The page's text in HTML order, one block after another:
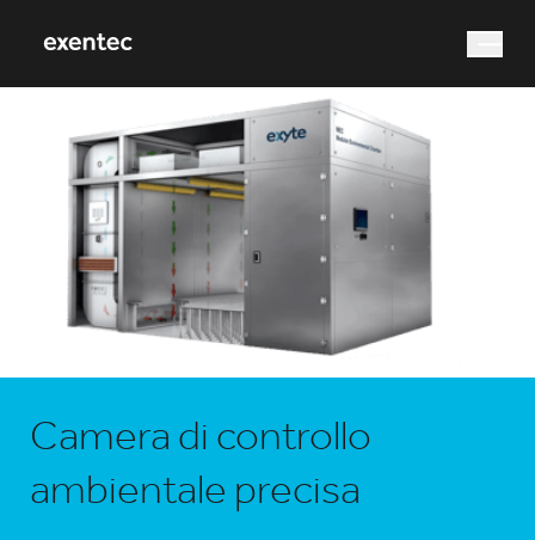
Cosa stai cercando?
Ricerca
Camera di controllo
ambientale precisa